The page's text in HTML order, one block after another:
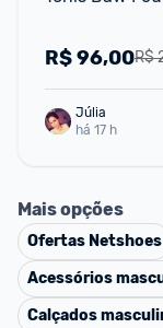
R$
R$96,00
Júlia
há 17 h
Mais opções
Ofertas Netshoes
Acessórios
Calçados